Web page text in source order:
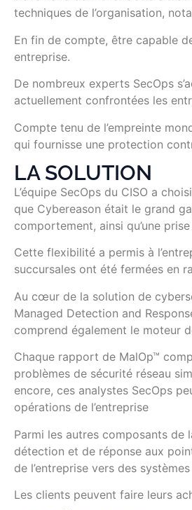
techniques de l’organisation,
En fin de compte, être capable
entreprise.
De nombreux experts SecOps
actuellement confrontées les
Compte tenu de l’empreinte
qui fournisse une protection
LA SOLUTION
L’équipe SecOps du CISO a
que Cybereason était le grand
comportement, ainsi qu’une
Cette flexibilité a permis à
succursales ont été fermées en
Au cœur de la solution de
Managed Detection and
comprend également le moteur
Chaque rapport de MalOp™
problèmes de sécurité réseau
encore, ces analystes SecOps
opérations de l’entreprise
Parmi les autres composants de
détection et de réponse aux
de l’entreprise vers des
Les clients peuvent faire leurs